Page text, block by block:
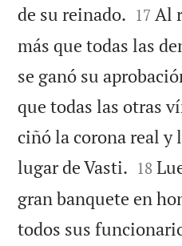
de su reinado. 

17 Al
más que todas las
se ganó su
que todas las otras
ciñó la corona real y
lugar de Vasti. 

18
gran banquete en
todos sus